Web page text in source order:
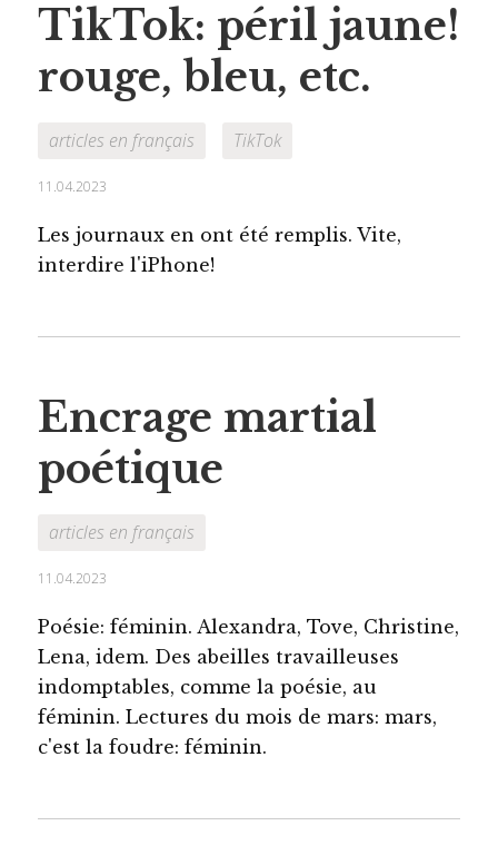
TikTok: péril jaune!
rouge, bleu, etc.
articles en français TikTok
11.04.2023
Les journaux en ont été remplis. Vite,
interdire l'iPhone!
Encrage martial
poétique
articles en français
11.04.2023
Poésie: féminin. Alexandra, Tove, Christine,
Lena, idem. Des abeilles travailleuses
indomptables, comme la poésie, au
féminin. Lectures du mois de mars: mars,
c'est la foudre: féminin.